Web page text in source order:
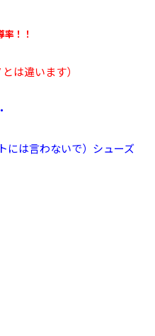
！！
は違います）
には言わないで）シューズ